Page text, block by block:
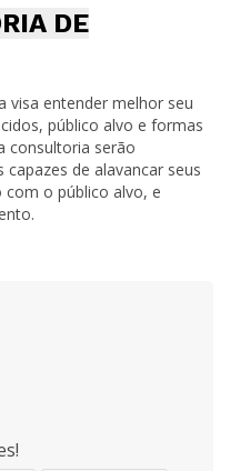
DE
visa entender melhor seu
público alvo e formas
consultoria serão
de alavancar seus
o público alvo, e